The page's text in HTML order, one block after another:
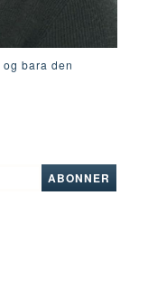
bara den
ABONNER